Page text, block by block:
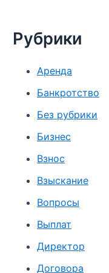
Рубрики
Аренда
Банкротство
Без рубрики
Бизнес
Взнос
Взыскание
Вопросы
Выплат
Директор
Договора